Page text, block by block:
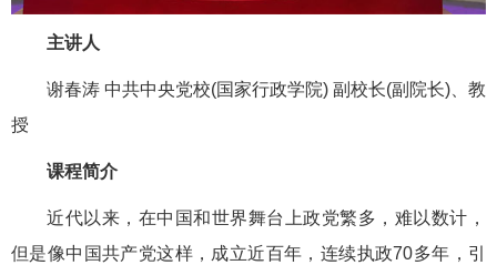
主讲人
谢春涛 中共中央党校(国家行政学院) 副校长(副院长)、教
授
课程简介
近代以来，在中国和世界舞台上政党繁多，难以数计，
但是像中国共产党这样，成立近百年，连续执政70多年，引